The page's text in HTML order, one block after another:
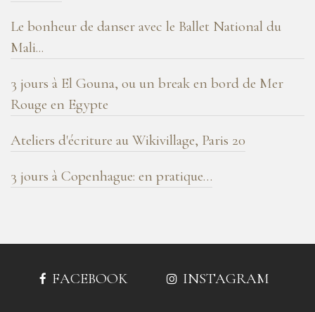
Le bonheur de danser avec le Ballet National du
Mali...
3 jours à El Gouna, ou un break en bord de Mer
Rouge en Egypte
Ateliers d'écriture au Wikivillage, Paris 20
3 jours à Copenhague: en pratique…
FACEBOOK INSTAGRAM